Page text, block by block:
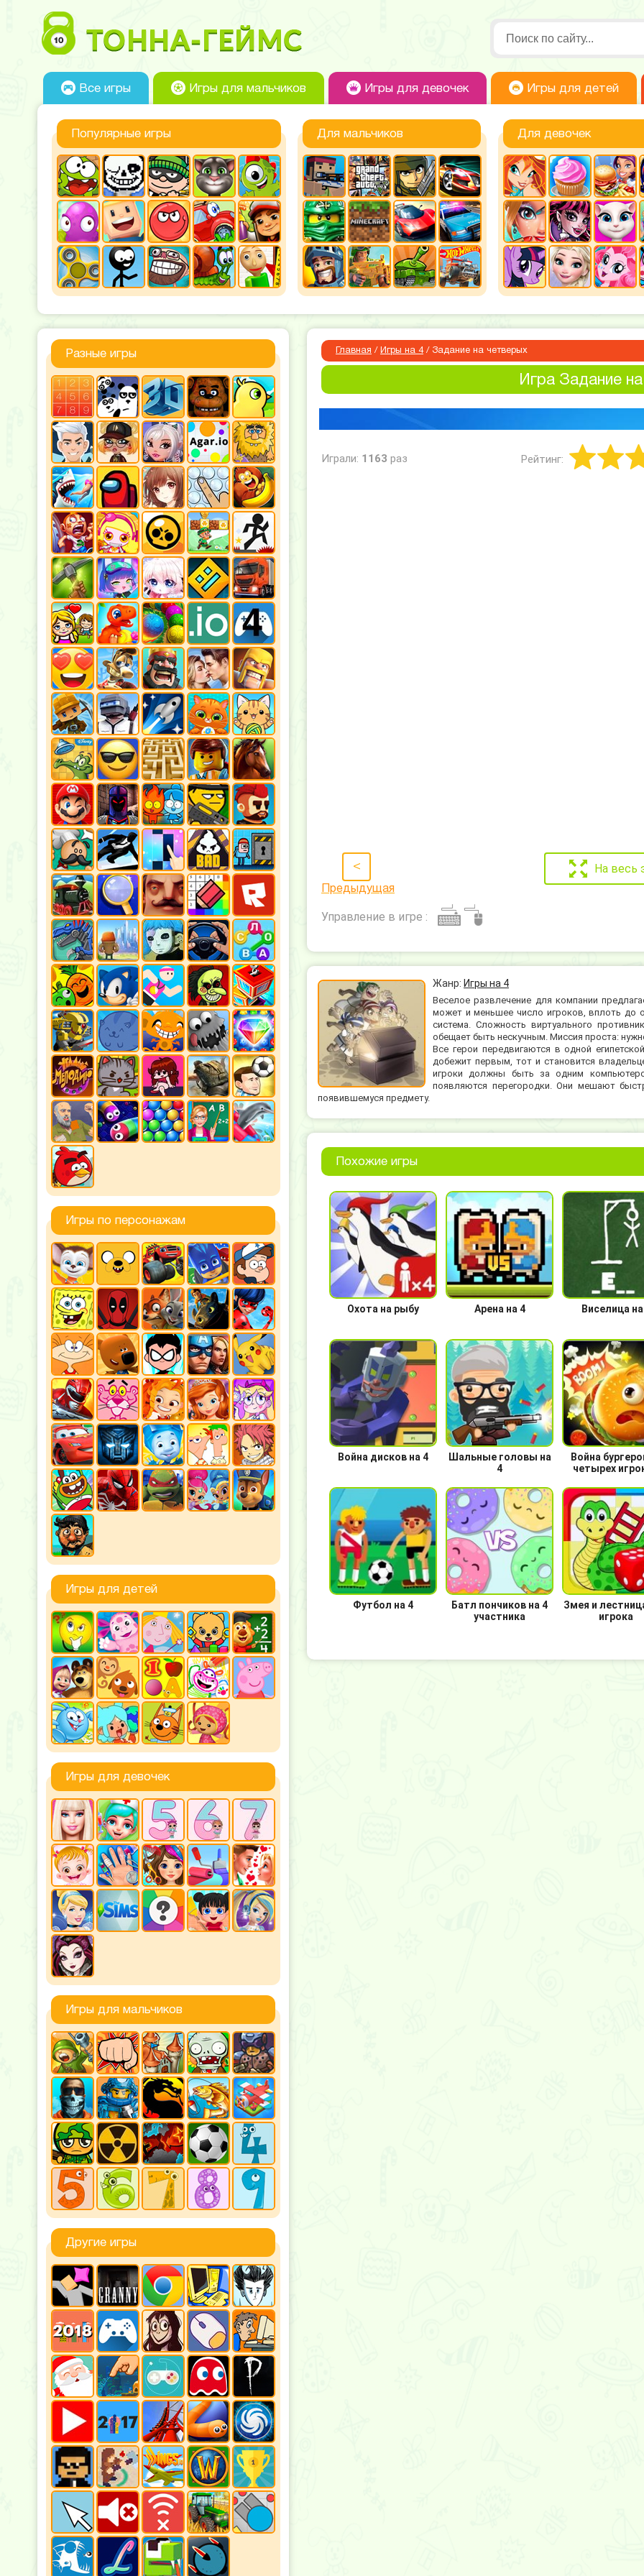
Все игры Игры для мальчиков Игры для девочек Игры для детей
Популярные игры Для мальчиков Для девочек
Разные игры
Игры по персонажам
Игры для детей
Игры для девочек
Игры для мальчиков
Другие игры
Главная / Игры на 4/ Задание на четверых
Игра Задание
Играли: 1163 раз Рейтинг:
<
Предыдущая
На весь
Управление в игре :
Жанр: Игры на 4
Веселое развлечение для компании
может и меньшее число игроков, вплоть до
система. Сложность виртуального
обещает быть нескучным. Миссия проста:
Все герои передвигаются в одной
добежит первым, тот и становится
игроки должны быть за одним
появляются перегородки. Они мешают
появившемуся предмету.
Похожие игры
Охота на рыбу Арена на 4 Виселица
Война дисков на 4
Шальные головы на
4
Война
четырех
Футбол на 4
Батл пончиков на 4
участника
Змея и
игрока